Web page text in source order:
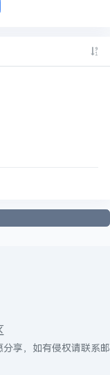
享，如有侵权请联系邮